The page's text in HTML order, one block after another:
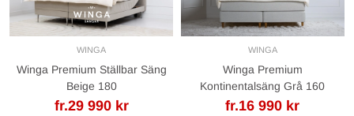
WINGA
Winga Premium Ställbar Säng
Beige 180
fr.29 990 kr
WINGA
Winga Premium
Kontinentalsäng Grå 160
fr.16 990 kr